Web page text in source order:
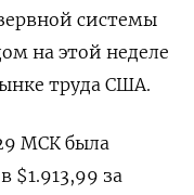
системы
на этой неделе
труда США.
МСК была
$1.913,99​ за